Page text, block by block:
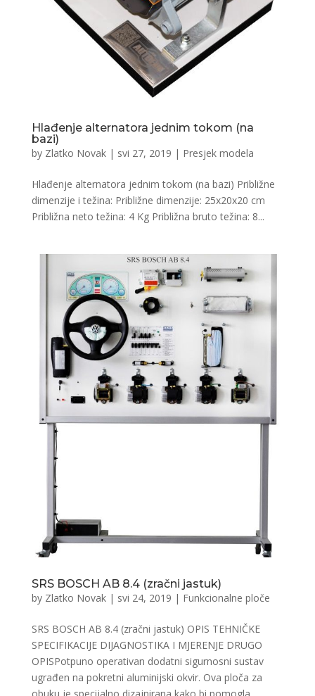
Hlađenje alternatora jednim tokom (na
bazi)
by Zlatko Novak| svi 27, 2019 | Presjek modela
Hlađenje alternatora jednim tokom (na bazi) Približne
dimenzije i težina: Približne dimenzije: 25x20x20 cm
Približna neto težina: 4 Kg Približna bruto težina: 8...
SRS BOSCH AB 8.4 (zračni jastuk)
by Zlatko Novak| svi 24, 2019 | Funkcionalne ploče
SRS BOSCH AB 8.4 (zračni jastuk) OPIS TEHNIČKE
SPECIFIKACIJE DIJAGNOSTIKA I MJERENJE DRUGO
OPISPotpuno operativan dodatni sigurnosni sustav
ugrađen na pokretni aluminijski okvir. Ova ploča za